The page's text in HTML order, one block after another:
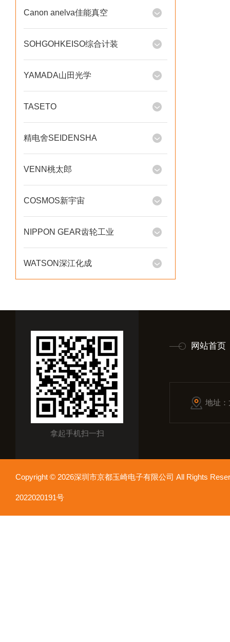
Canon anelva佳能真空
SOHGOHKEISO综合计装
YAMADA山田光学
TASETO
精电舍SEIDENSHA
VENN桃太郎
COSMOS新宇宙
NIPPON GEAR齿轮工业
WATSON深江化成
拿起手机扫一扫
网站首页
地址
Copyright © 2026深圳市京都玉崎电子有限公司 All Rights
2022020191号